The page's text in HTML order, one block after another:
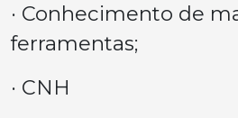
· Conhecimento de
ferramentas;
· CNH